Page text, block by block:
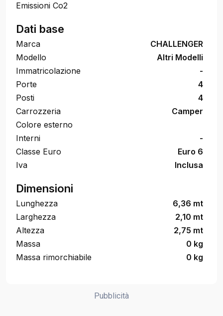
Emissioni Co2
Dati base
Marca
CHALLENGER
Modello
Altri Modelli
Immatricolazione
-
Porte
4
Posti
4
Carrozzeria
Camper
Colore esterno
Interni
-
Classe Euro
Euro 6
Iva
Inclusa
Dimensioni
Lunghezza
6,36 mt
Larghezza
2,10 mt
Altezza
2,75 mt
Massa
0 kg
Massa rimorchiabile
0 kg
Pubblicità